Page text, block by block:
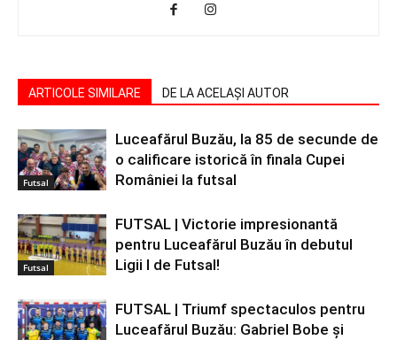
ARTICOLE SIMILARE DE LA ACELAȘI AUTOR
Futsal
Luceafărul Buzău, la 85 de secunde de
o calificare istorică în finala Cupei
României la futsal
Futsal
FUTSAL | Victorie impresionantă
pentru Luceafărul Buzău în debutul
Ligii I de Futsal!
FUTSAL | Triumf spectaculos pentru
Luceafărul Buzău: Gabriel Bobe și